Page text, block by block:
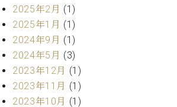
C.
ベ
ヒ
シ
ュ
タ
イ
ン
オ
入
実
績
音
ク
ー
ル
ト
ム
東
京
店
長
2025年2月 (1)
2025年1月 (1)
2024年9月 (1)
2024年5月 (3)
2023年12月 (1)
2023年11月 (1)
2023年10月 (1)